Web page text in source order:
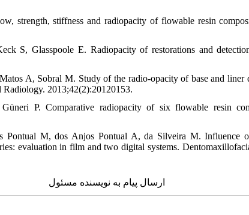
strength, stiffness and radiopacity of flowable resin
S, Glasspoole E. Radiopacity of restorations and
A, Sobral M. Study of the radio-opacity of base and liner
2013;42(2):20120153.
P. Comparative radiopacity of six flowable resin
Pontual M, dos Anjos Pontual A, da Silveira M. Influence
evaluation in film and two digital systems.
ارسال پیام به نویسنده مسئول